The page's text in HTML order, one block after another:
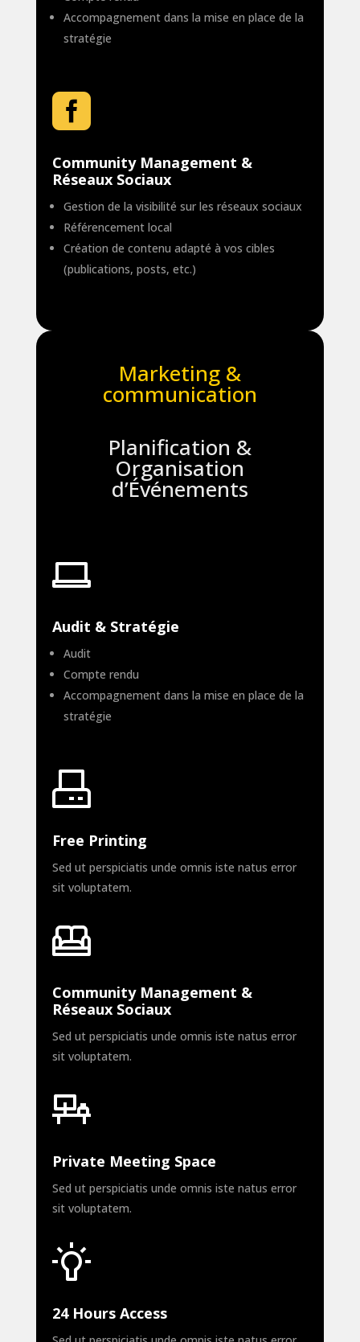
Accompagnement dans la mise en place de la
stratégie

Community Management &
Réseaux Sociaux
Gestion de la visibilité sur les réseaux sociaux
Référencement local
Création de contenu adapté à vos cibles
(publications, posts, etc.)
Marketing &
communication
Planification &
Organisation
d’Événements
Audit & Stratégie
Audit
Compte rendu
Accompagnement dans la mise en place de la
stratégie
Free Printing
Sed ut perspiciatis unde omnis iste natus error
sit voluptatem.
Community Management &
Réseaux Sociaux
Sed ut perspiciatis unde omnis iste natus error
sit voluptatem.
Private Meeting Space
Sed ut perspiciatis unde omnis iste natus error
sit voluptatem.
24 Hours Access